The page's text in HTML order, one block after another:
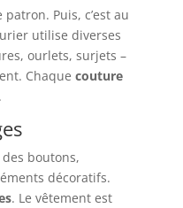
Puis, c’est au
utilise diverses
ourlets, surjets –
Chaque couture
boutons,
décoratifs.
. Le vêtement est